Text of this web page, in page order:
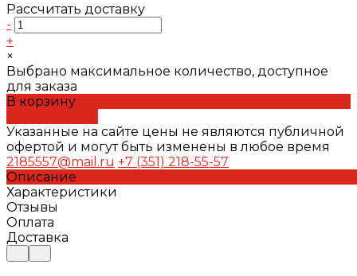
Рассчитать доставку
-
+
×
Выбрано максимальное количество, доступное
для заказа
В корзину
Указанные на сайте цены не являются публичной
офертой и могут быть изменены в любое время
2185557@mail.ru +7 (351) 218-55-57
Описание
Характеристики
Отзывы
Оплата
Доставка